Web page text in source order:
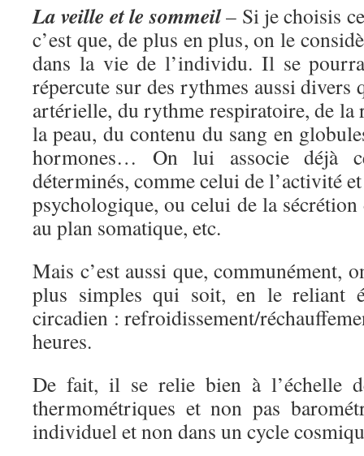
La veille et le sommeil– Si je choisis
c’est que, de plus en plus, on le
dans la vie de l’individu. Il se
répercute sur des rythmes aussi divers
artérielle, du rythme respiratoire, de la
la peau, du contenu du sang en
hormones… On lui associe déjà
déterminés, comme celui de l’activité
psychologique, ou celui de la
au plan somatique, etc.
Mais c’est aussi que, communément,
plus simples qui soit, en le reliant
circadien : refroidissement/
heures.
De fait, il se relie bien à l’échelle
thermométriques et non pas
individuel et non dans un cycle